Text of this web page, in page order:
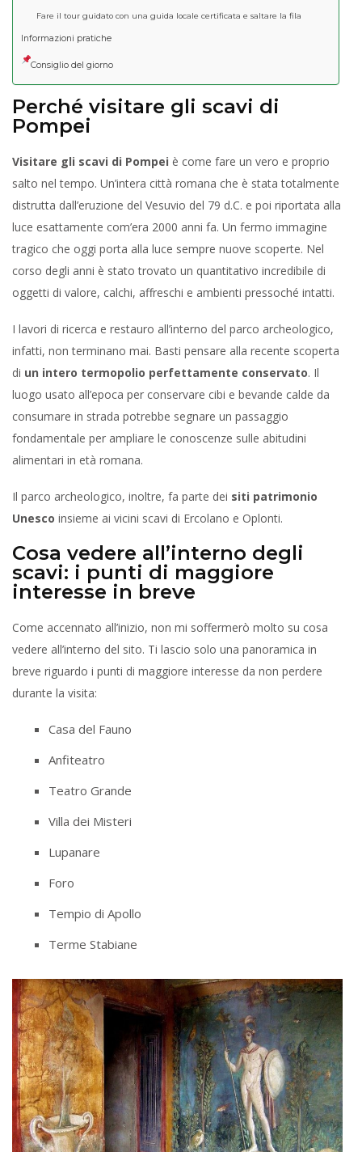
Fare il tour guidato con una guida locale certificata e saltare la fila
Informazioni pratiche
Consiglio del giorno
Perché visitare gli scavi di
Pompei
Visitare gli scavi di Pompei è come fare un vero e proprio
salto nel tempo. Un’intera città romana che è stata totalmente
distrutta dall’eruzione del Vesuvio del 79 d.C. e poi riportata alla
luce esattamente com’era 2000 anni fa. Un fermo immagine
tragico che oggi porta alla luce sempre nuove scoperte. Nel
corso degli anni è stato trovato un quantitativo incredibile di
oggetti di valore, calchi, affreschi e ambienti pressoché intatti.
I lavori di ricerca e restauro all’interno del parco archeologico,
infatti, non terminano mai. Basti pensare alla recente scoperta
di un intero termopolio perfettamente conservato. Il
luogo usato all’epoca per conservare cibi e bevande calde da
consumare in strada potrebbe segnare un passaggio
fondamentale per ampliare le conoscenze sulle abitudini
alimentari in età romana.
Il parco archeologico, inoltre, fa parte dei siti patrimonio
Unesco insieme ai vicini scavi di Ercolano e Oplonti.
Cosa vedere all’interno degli
scavi: i punti di maggiore
interesse in breve
Come accennato all’inizio, non mi soffermerò molto su cosa
vedere all’interno del sito. Ti lascio solo una panoramica in
breve riguardo i punti di maggiore interesse da non perdere
durante la visita:
Casa del Fauno
Anfiteatro
Teatro Grande
Villa dei Misteri
Lupanare
Foro
Tempio di Apollo
Terme Stabiane